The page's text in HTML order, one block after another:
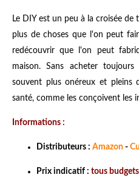
Le DIY est un peu à la croisée de
plus de choses que l'on peut
redécouvrir que l'on peut
maison. Sans acheter
souvent plus onéreux et pleins
santé, comme les conçoivent les
Informations :
Distributeurs : Amazon -
Prix indicatif : tous budgets